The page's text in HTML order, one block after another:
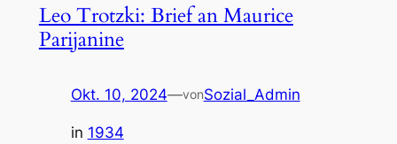
Leo Trotzki: Brief an Maurice
Parijanine
Okt. 10, 2024—vonSozial_Admin
in 1934